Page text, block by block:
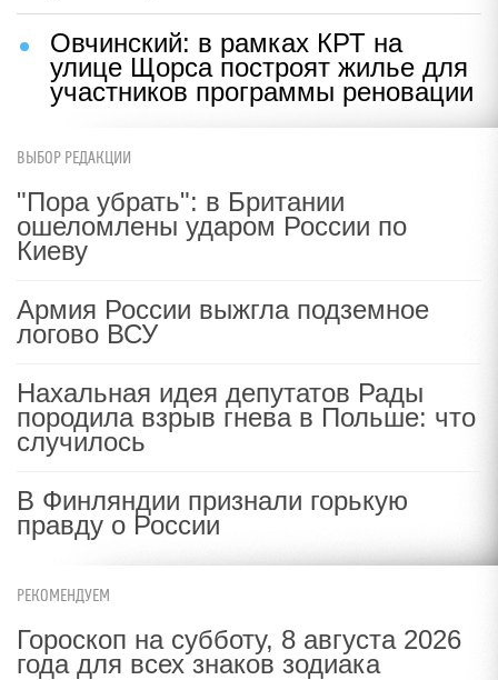
Овчинский: в рамках КРТ на
улице Щорса построят жилье для
участников программы реновации
ВЫБОР РЕДАКЦИИ
"Пора убрать": в Британии
ошеломлены ударом России по
Киеву
Армия России выжгла подземное
логово ВСУ
Нахальная идея депутатов Рады
породила взрыв гнева в Польше: что
случилось
В Финляндии признали горькую
правду о России
РЕКОМЕНДУЕМ
Гороскоп на субботу, 8 августа 2026
года для всех знаков зодиака